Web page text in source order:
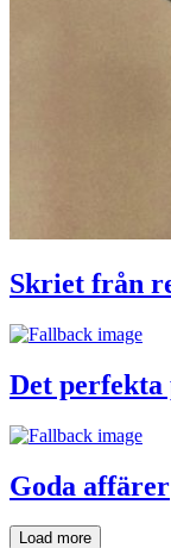
Skriet från
Det perfekta
Goda affärer
Load more